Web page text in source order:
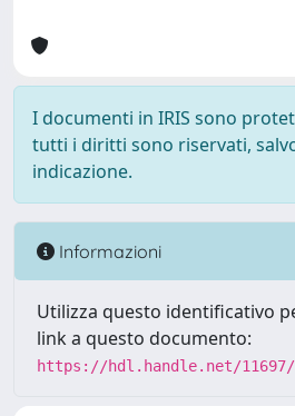
I documenti in IRIS sono
tutti i diritti sono riservati,
indicazione.
Informazioni
Utilizza questo identificativo
link a questo documento:
https://hdl.handle.net/11697/